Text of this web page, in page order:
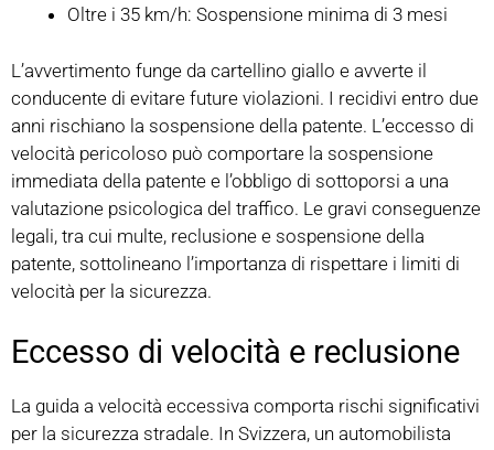
Oltre i 35 km/h: Sospensione minima di 3 mesi
L’avvertimento funge da cartellino giallo e avverte il
conducente di evitare future violazioni. I recidivi entro due
anni rischiano la sospensione della patente. L’eccesso di
velocità pericoloso può comportare la sospensione
immediata della patente e l’obbligo di sottoporsi a una
valutazione psicologica del traffico. Le gravi conseguenze
legali, tra cui multe, reclusione e sospensione della
patente, sottolineano l’importanza di rispettare i limiti di
velocità per la sicurezza.
Eccesso di velocità e reclusione
La guida a velocità eccessiva comporta rischi significativi
per la sicurezza stradale. In Svizzera, un automobilista